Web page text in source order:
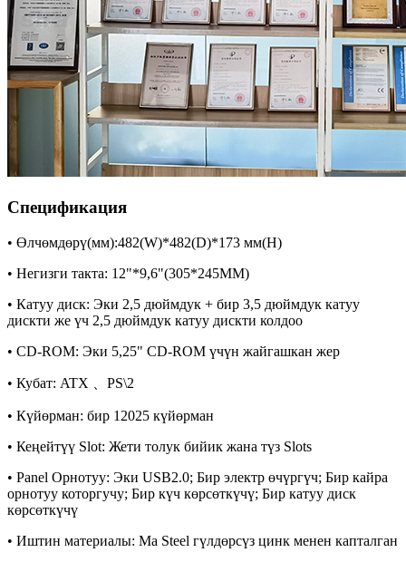
Спецификация
• Өлчөмдөрү(мм):482(W)*482(D)*173 мм(H)
• Негизги такта: 12"*9,6"(305*245MM)
• Катуу диск: Эки 2,5 дюймдук + бир 3,5 дюймдук катуу
дискти же үч 2,5 дюймдук катуу дискти колдоо
• CD-ROM: Эки 5,25" CD-ROM үчүн жайгашкан жер
• Кубат: ATX 、PS\2
• Күйөрман: бир 12025 күйөрман
• Кеңейтүү Slot: Жети толук бийик жана түз Slots
• Panel Орнотуу: Эки USB2.0; Бир электр өчүргүч; Бир кайра
орнотуу которгучу; Бир күч көрсөткүчү; Бир катуу диск
көрсөткүчү
• Иштин материалы: Ma Steel гүлдөрсүз цинк менен капталган